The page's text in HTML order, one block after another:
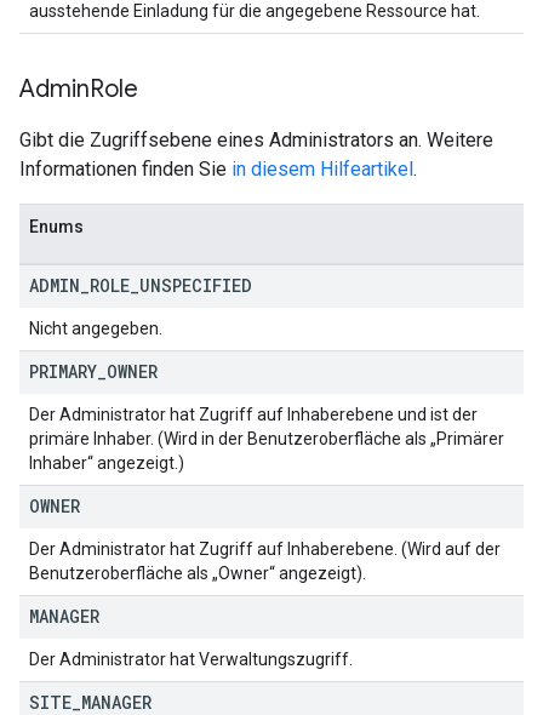
ausstehende Einladung für die angegebene Ressource hat.
AdminRole
Gibt die Zugriffsebene eines Administrators an. Weitere
Informationen finden Sie in diesem Hilfeartikel.
Enums
ADMIN ROLE UNSPECIFIED
Nicht angegeben.
PRIMARY OWNER
Der Administrator hat Zugriff auf Inhaberebene und ist der
primäre Inhaber. (Wird in der Benutzeroberfläche als „Primärer
Inhaber“ angezeigt.)
OWNER
Der Administrator hat Zugriff auf Inhaberebene. (Wird auf der
Benutzeroberfläche als „Owner“ angezeigt).
MANAGER
Der Administrator hat Verwaltungszugriff.
SITE MANAGER